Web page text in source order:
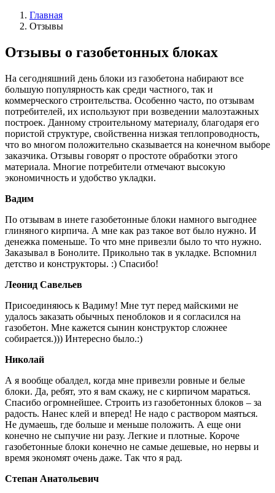
Главная
Отзывы
Отзывы о газобетонных блоках
На сегодняшний день блоки из газобетона набирают все
большую популярность как среди частного, так и
коммерческого строительства. Особенно часто, по отзывам
потребителей, их используют при возведении малоэтажных
построек. Данному строительному материалу, благодаря его
пористой структуре, свойственна низкая теплопроводность,
что во многом положительно сказывается на конечном выборе
заказчика. Отзывы говорят о простоте обработки этого
материала. Многие потребители отмечают высокую
экономичность и удобство укладки.
Вадим
По отзывам в инете газобетонные блоки намного выгоднее
глиняного кирпича. А мне как раз такое вот было нужно. И
денежка поменьше. То что мне привезли было то что нужно.
Заказывал в Бонолите. Прикольно так в укладке. Вспомнил
детство и конструкторы. :) Спасибо!
Леонид Савельев
Присоединяюсь к Вадиму! Мне тут перед майскими не
удалось заказать обычных пеноблоков и я согласился на
газобетон. Мне кажется сынин конструктор сложнее
собирается.))) Интересно было.:)
Николай
А я вообще обалдел, когда мне привезли ровные и белые
блоки. Да, ребят, это я вам скажу, не с кирпичом мараться.
Спасибо огромнейшее. Строить из газобетонных блоков – за
радость. Нанес клей и вперед! Не надо с раствором маяться.
Не думаешь, где больше и меньше положить. А еще они
конечно не сыпучие ни разу. Легкие и плотные. Короче
газобетонные блоки конечно не самые дешевые, но нервы и
время экономят очень даже. Так что я рад.
Степан Анатольевич